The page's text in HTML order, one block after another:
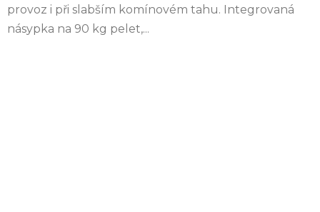
provoz i při slabším komínovém tahu. Integrovaná
násypka na 90 kg pelet,...